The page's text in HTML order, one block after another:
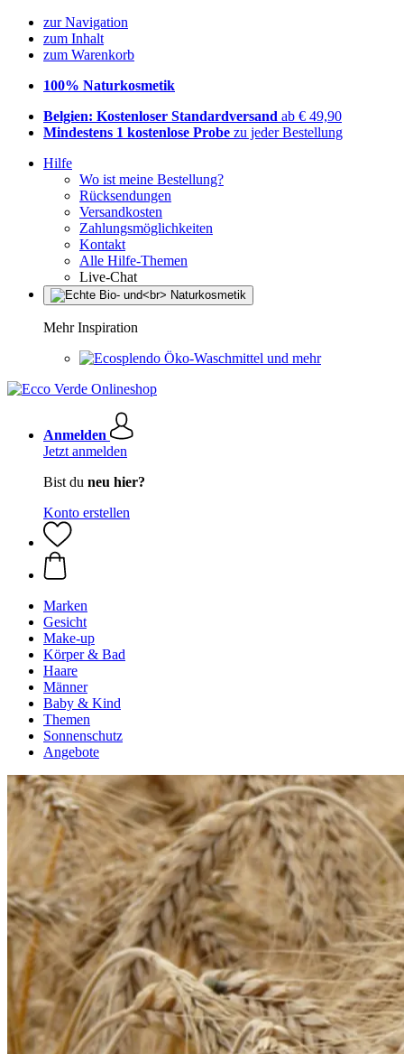
zur Navigation
zum Inhalt
zum Warenkorb
100% Naturkosmetik
Belgien: Kostenloser Standardversand ab € 49,90
Mindestens 1 kostenlose Probe zu jeder Bestellung
Hilfe
Wo ist meine Bestellung?
Rücksendungen
Versandkosten
Zahlungsmöglichkeiten
Kontakt
Alle Hilfe-Themen
Live-Chat
Mehr Inspiration
Öko-Waschmittel und mehr
Anmelden
Jetzt anmelden
Bist du neu hier?
Konto erstellen
Marken
Gesicht
Make-up
Körper & Bad
Haare
Männer
Baby & Kind
Themen
Sonnenschutz
Angebote